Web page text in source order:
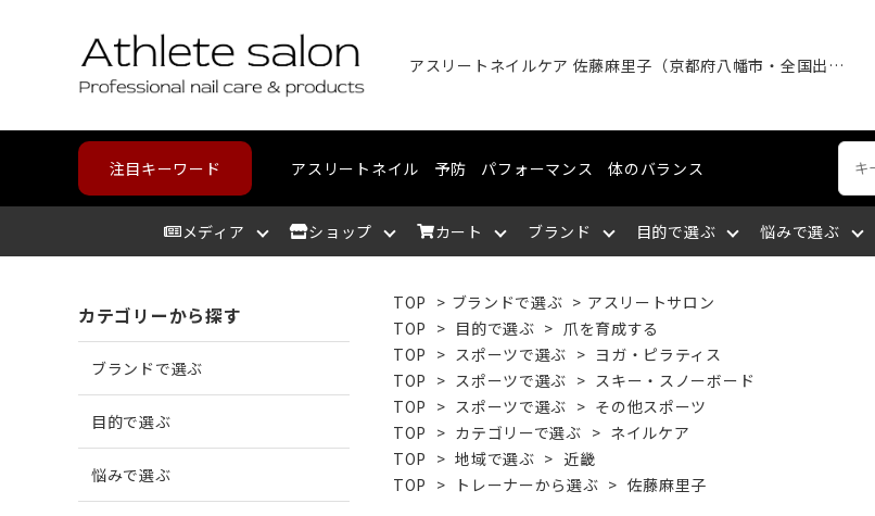
アスリートネイルケア 佐藤麻里子（京都府八幡市・全国出張可能）｜ハンド or フット｜60分
注目キーワード アスリートネイル 予防 パフォーマンス 体のバランス
メディア ショップ カート ブランド
アスリートサロン アスリートネイル
目的で選ぶ
爪を洗う 爪を整える
爪を保湿する 爪の相談をする
角質を取り除く 筋肉をサポートする
悩みで選ぶ
爪が割れる 爪に亀裂がある
爪が薄い 爪が分厚い
二枚爪になっている 巻き爪になっている
野球・高校野球 ランニング・マラソン
バスケットボール テニス
ボルダリング 水泳
ハンドケア フットケア
カウンセリング
スポーツメディカルライン コンディショニングライン
北海道 東北
中部 近畿
九州
TOP > ブランドで選ぶ > アスリートサロン
TOP > 目的で選ぶ > 爪を育成する
TOP > スポーツで選ぶ > ヨガ・ピラティス
TOP > スポーツで選ぶ > スキー・スノーボード
TOP > スポーツで選ぶ > その他スポーツ
TOP > カテゴリーで選ぶ > ネイルケア
TOP > 地域で選ぶ > 近畿
TOP > トレーナーから選ぶ > 佐藤麻里子
カテゴリーから探す
ブランドで選ぶ
目的で選ぶ
悩みで選ぶ